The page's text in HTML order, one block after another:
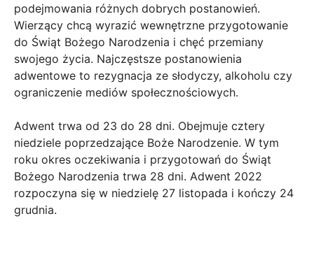
podejmowania różnych dobrych postanowień.
Wierzący chcą wyrazić wewnętrzne przygotowanie
do Świąt Bożego Narodzenia i chęć przemiany
swojego życia. Najczęstsze postanowienia
adwentowe to rezygnacja ze słodyczy, alkoholu czy
ograniczenie mediów społecznościowych.
Adwent trwa od 23 do 28 dni. Obejmuje cztery
niedziele poprzedzające Boże Narodzenie. W tym
roku okres oczekiwania i przygotowań do Świąt
Bożego Narodzenia trwa 28 dni. Adwent 2022
rozpoczyna się w niedzielę 27 listopada i kończy 24
grudnia.